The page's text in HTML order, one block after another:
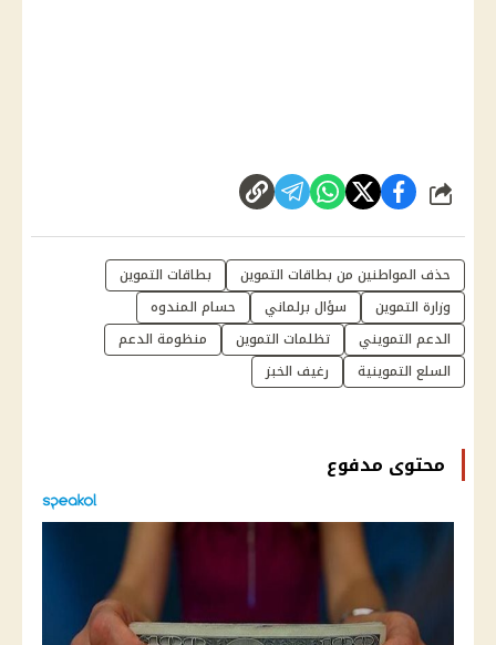
شارك
حذف المواطنين من بطاقات التموين
بطاقات التموين
وزارة التموين
سؤال برلماني
حسام المندوه
الدعم التمويني
تظلمات التموين
منظومة الدعم
السلع التموينية
رغيف الخبز
محتوى مدفوع